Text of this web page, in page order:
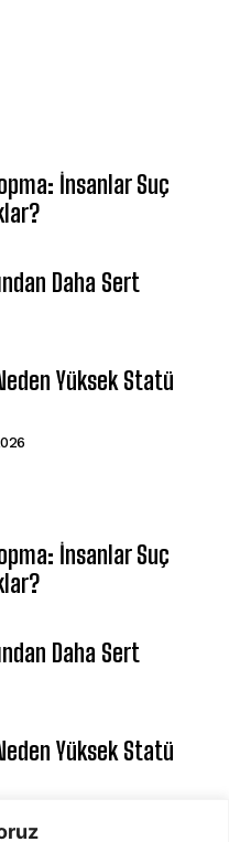
İnsanlar Suç
Daha Sert
Yüksek Statü
İnsanlar Suç
Daha Sert
Yüksek Statü